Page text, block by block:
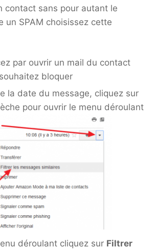
contact sans pour autant le
un SPAM choisissez cette
par ouvrir un mail du contact
bloquer
la date du message, cliquez sur
pour ouvrir le menu déroulant
déroulant cliquez sur Filtrer